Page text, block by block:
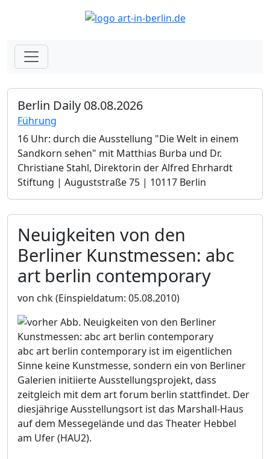
Berlin Daily 08.08.2026
Führung
16 Uhr: durch die Ausstellung "Die Welt in einem
Sandkorn sehen" mit Matthias Burba und Dr.
Christiane Stahl, Direktorin der Alfred Ehrhardt
Stiftung | Auguststraße 75 | 10117 Berlin
Neuigkeiten von den
Berliner Kunstmessen: abc
art berlin contemporary
von chk(Einspieldatum: 05.08.2010)
abc art berlin contemporary ist im eigentlichen
Sinne keine Kunstmesse, sondern ein von Berliner
Galerien initiierte Ausstellungsprojekt, dass
zeitgleich mit dem art forum berlin stattfindet. Der
diesjährige Ausstellungsort ist das Marshall-Haus
auf dem Messegelände und das Theater Hebbel
am Ufer (HAU2).